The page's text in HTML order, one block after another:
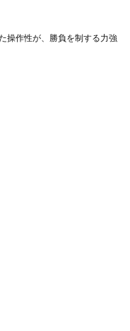
操作性が、勝負を制する力強